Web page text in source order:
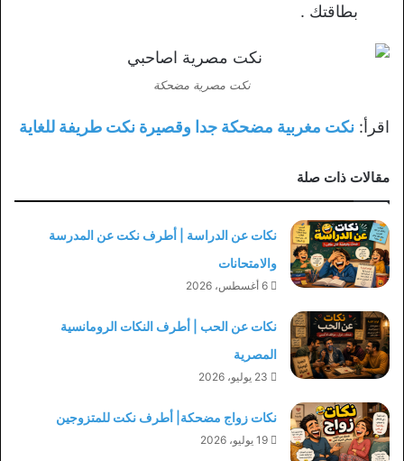
بطاقتك .
نكت مصرية مضحكة
اقرأ: نكت مغربية مضحكة جدا وقصيرة نكت طريفة للغاية
مقالات ذات صلة
نكات عن الدراسة | أطرف نكت عن المدرسة
والامتحانات
6 أغسطس، 2026
نكات عن الحب | أطرف النكات الرومانسية
المصرية
23 يوليو، 2026
نكات زواج مضحكة| أطرف نكت للمتزوجين
19 يوليو، 2026